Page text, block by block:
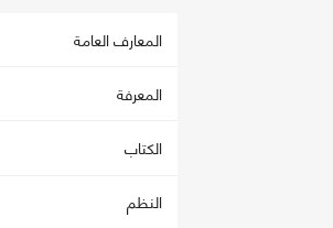
المعارف العامة
المعرفة
الكتاب
النظم